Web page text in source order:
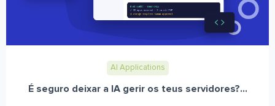
AI Applications
É seguro deixar a IA gerir os teus servidores?...